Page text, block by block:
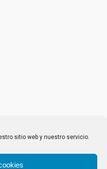
sitio web y nuestro servicio.